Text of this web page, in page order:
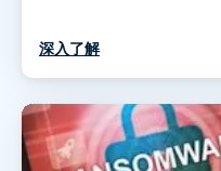
深入了解